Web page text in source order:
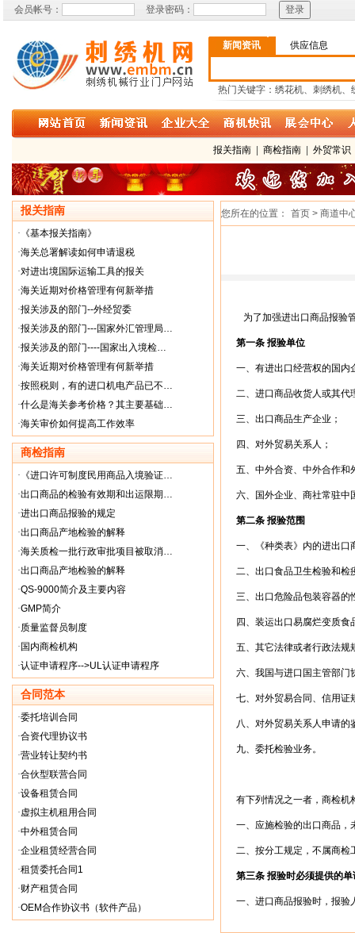
会员帐号： 登录密码：
新闻资讯 供应信息
热门关键字：绣花机、刺绣机、
报关指南 商检指南 外贸常识
报关指南
· 《基本报关指南》
·海关总署解读如何申请退税
·对进出境国际运输工具的报关
·海关近期对价格管理有何新举措
·报关涉及的部门--外经贸委
·报关涉及的部门---国家外汇管理局…
·报关涉及的部门----国家出入境检…
·海关近期对价格管理有何新举措
·按照税则，有的进口机电产品已不…
·什么是海关参考价格？其主要基础…
·海关审价如何提高工作效率
商检指南
· 《进口许可制度民用商品入境验证…
·出口商品的检验有效期和出运限期…
·进出口商品报验的规定
·出口商品产地检验的解释
·海关质检一批行政审批项目被取消…
·出口商品产地检验的解释
·QS-9000简介及主要内容
·GMP简介
·质量监督员制度
· 国内商检机构
·认证申请程序-->UL认证申请程序
合同范本
·委托培训合同
·合资代理协议书
·营业转让契约书
·合伙型联营合同
·设备租赁合同
·虚拟主机租用合同
·中外租赁合同
·企业租赁经营合同
·租赁委托合同1
·财产租赁合同
·OEM合作协议书（软件产品）
您所在的位置： 首页 > 商道中
为了加强进出口商品报验
第一条 报验单位
一、有进出口经营权的国内
二、进口商品收货人或其代
三、出口商品生产企业；
四、对外贸易关系人；
五、中外合资、中外合作和
六、国外企业、商社常驻中
第二条 报验范围
一、《种类表》内的进出口
二、出口食品卫生检验和检
三、出口危险品包装容器的
四、装运出口易腐烂变质食
五、其它法律或者行政法规
六、我国与进口国主管部门
七、对外贸易合同、信用证
八、对外贸易关系人申请的
九、委托检验业务。
有下列情况之一者，商检机
一、应施检验的出口商品，
二、按分工规定，不属商检
第三条 报验时必须提供的单
一、进口商品报验时，报验